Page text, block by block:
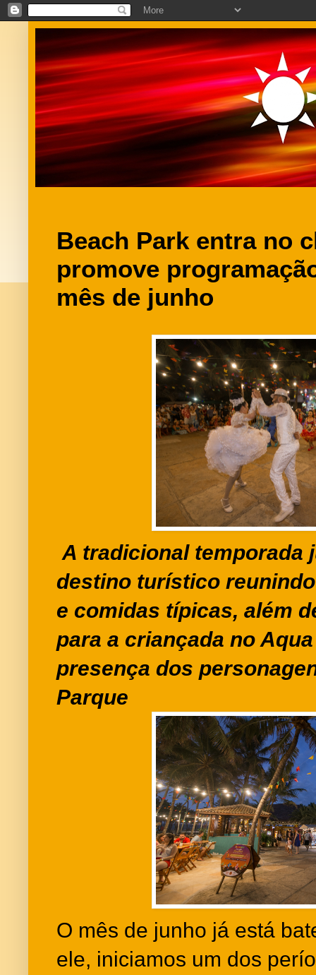
Beach Park entra no
promove
mês de junho
A tradicional temporada
destino turístico
e comidas típicas, além
para a criançada no
presença dos
Parque
O mês de junho já está
ele, iniciamos um dos